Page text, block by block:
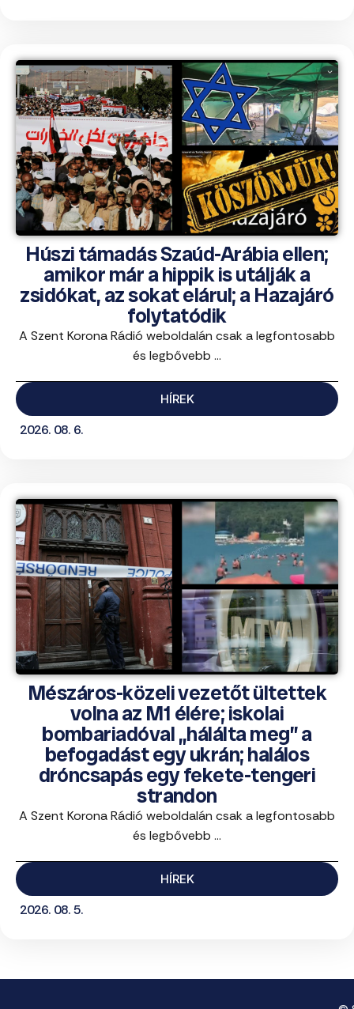
Húszi támadás Szaúd-Arábia ellen;
amikor már a hippik is utálják a
zsidókat, az sokat elárul; a Hazajáró
folytatódik
A Szent Korona Rádió weboldalán csak a legfontosabb
és legbővebb ...
HÍREK
2026. 08. 6.
Mészáros-közeli vezetőt ültettek
volna az M1 élére; iskolai
bombariadóval „hálálta meg” a
befogadást egy ukrán; halálos
dróncsapás egy fekete-tengeri
strandon
A Szent Korona Rádió weboldalán csak a legfontosabb
és legbővebb ...
HÍREK
2026. 08. 5.